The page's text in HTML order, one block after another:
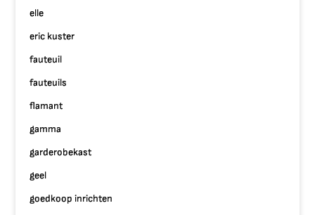
elle
eric kuster
fauteuil
fauteuils
flamant
gamma
garderobekast
geel
goedkoop inrichten